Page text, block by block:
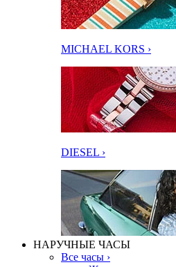
MICHAEL KORS ›
DIESEL ›
НАРУЧНЫЕ ЧАСЫ
Все часы ›